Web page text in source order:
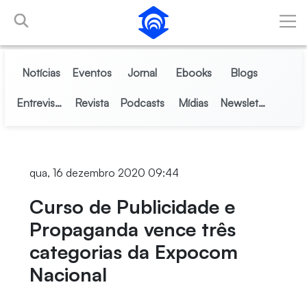
Pular para o Conteúdo principal
Notícias Eventos Jornal Ebooks Blogs
Entrevistas Revista Podcasts Mídias Newsletter
qua, 16 dezembro 2020 09:44
Curso de Publicidade e
Propaganda vence três
categorias da Expocom
Nacional